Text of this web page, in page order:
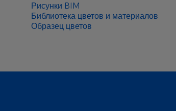
Рисунки BIM
Библиотека цветов и материалов
Образец цветов